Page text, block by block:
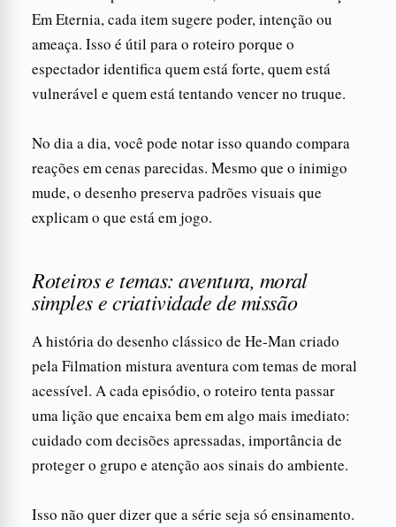
Em Eternia, cada item sugere poder, intenção ou
ameaça. Isso é útil para o roteiro porque o
espectador identifica quem está forte, quem está
vulnerável e quem está tentando vencer no truque.
No dia a dia, você pode notar isso quando compara
reações em cenas parecidas. Mesmo que o inimigo
mude, o desenho preserva padrões visuais que
explicam o que está em jogo.
Roteiros e temas: aventura, moral
simples e criatividade de missão
A história do desenho clássico de He-Man criado
pela Filmation mistura aventura com temas de moral
acessível. A cada episódio, o roteiro tenta passar
uma lição que encaixa bem em algo mais imediato:
cuidado com decisões apressadas, importância de
proteger o grupo e atenção aos sinais do ambiente.
Isso não quer dizer que a série seja só ensinamento.